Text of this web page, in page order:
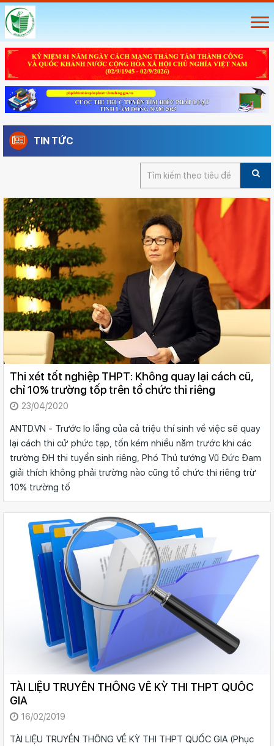
TIN TỨC
Thi xét tốt nghiệp THPT: Không quay lại cách cũ,
chỉ 10% trường tốp trên tổ chức thi riêng
23/04/2020
ANTD.VN - Trước lo lắng của cả triệu thí sinh về việc sẽ quay
lại cách thi cử phức tạp, tốn kém nhiều năm trước khi các
trường ĐH thi tuyển sinh riêng, Phó Thủ tướng Vũ Đức Đam
giải thích không phải trường nào cũng tổ chức thi riêng trừ
10% trường tố
TÀI LIỆU TRUYỀN THÔNG VỀ KỲ THI THPT QUỐC
GIA
16/02/2019
TÀI LIỆU TRUYỀN THÔNG VỀ KỲ THI THPT QUỐC GIA (Phục